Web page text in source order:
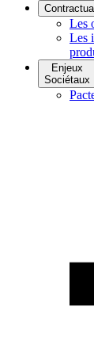
Les
Les
Enjeux
Sociétaux